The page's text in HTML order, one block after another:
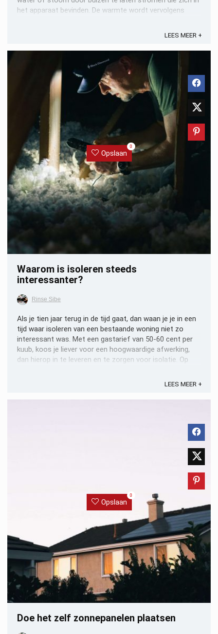
het apparaat bevinden. De warmte wordt vervolgens
LEES MEER +
Opslaan
0
Waarom is isoleren steeds
interessanter?
Rinse Sibe
Als je tien jaar terug in de tijd gaat, dan waan je je in een
tijd waar isoleren van een bestaande woning niet zo
interessant was. Met een gastarief van 50-60 cent per
kuub, koos je liever voor een hoogwaardige afwerking,
dan hierop in te leveren en te zorgen voor isolatie. Op
LEES MEER +
Opslaan
0
Doe het zelf zonnepanelen plaatsen